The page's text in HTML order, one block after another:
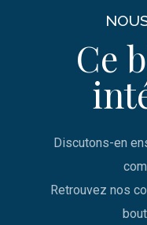
Ce
Discutons-en
Retrouvez nos